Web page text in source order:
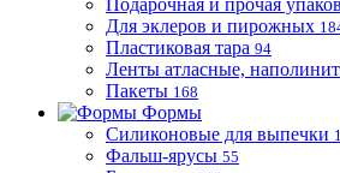
Подарочная и прочая
Для эклеров и пирожных
Пластиковая тара 94
Ленты атласные,
Пакеты 168
Формы
Силиконовые для выпечки
Фальш-ярусы 55